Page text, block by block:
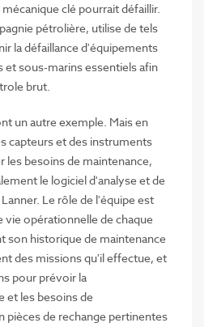
clé pourrait défaillir.
pétrolière, utilise de tels
la défaillance d'équipements
et sous-marins essentiels afin
brut.
un autre exemple. Mais en
capteurs et des instruments
les besoins de maintenance,
le logiciel d'analyse et de
Le rôle de l'équipe est
vie opérationnelle de chaque
son historique de maintenance
des missions qu'il effectue, et
pour prévoir la
et les besoins de
pièces de rechange pertinentes